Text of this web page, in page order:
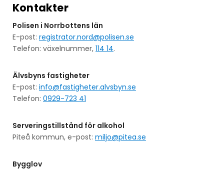
Kontakter
Polisen i Norrbottens län
E-post: registrator.nord@polisen.se
Telefon: växelnummer, 114 14.
Älvsbyns fastigheter
E-post: info@fastigheter.alvsbyn.se
Telefon: 0929-723 41
Serveringstillstånd för alkohol
Piteå kommun, e-post: miljo@pitea.se
Bygglov